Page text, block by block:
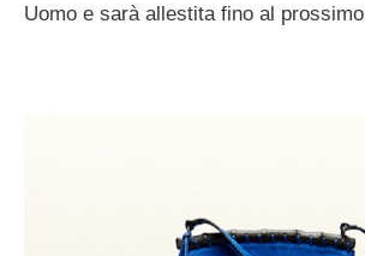
Uomo e sarà allestita fino al prossimo